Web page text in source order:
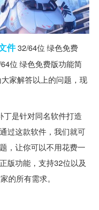
件32/64位 绿色免费
位 绿色免费版功能简
家解答以上的问题，现
是针对同名软件打造
过这款软件，我们就可
，让你可以不用花费一
版功能，支持32位以及
的所有需求。